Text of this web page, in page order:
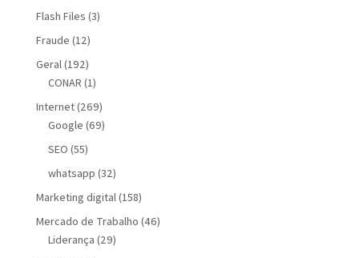
Flash Files (3)
Fraude (12)
Geral (192)
CONAR (1)
Internet(269)
Google (69)
SEO (55)
whatsapp (32)
Marketing digital (158)
Mercado de Trabalho (46)
Liderança (29)